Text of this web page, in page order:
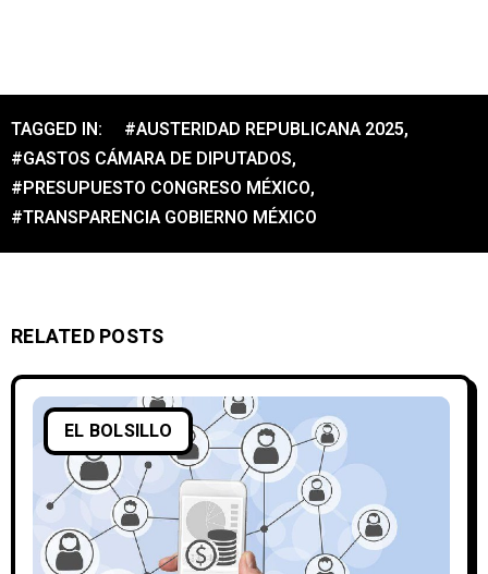
TAGGED IN: #AUSTERIDAD REPUBLICANA 2025,
#GASTOS CÁMARA DE DIPUTADOS,
#PRESUPUESTO CONGRESO MÉXICO,
#TRANSPARENCIA GOBIERNO MÉXICO
RELATED POSTS
EL BOLSILLO